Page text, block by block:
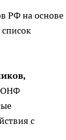
РФ на основе
ОНФ
с